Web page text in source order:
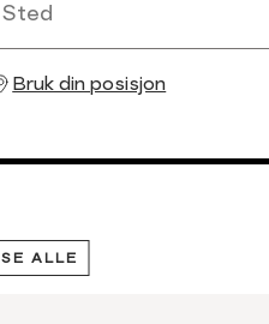
Bruk din posisjon
SE ALLE